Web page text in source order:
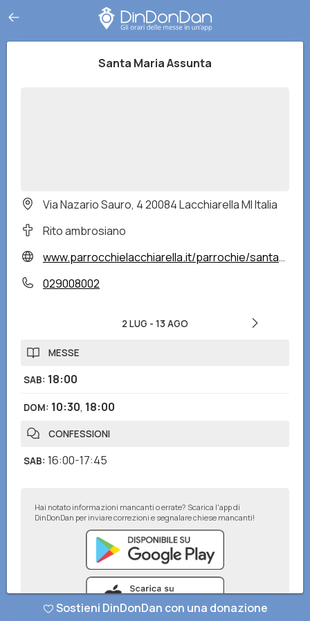
Santa Maria Assunta
Via Nazario Sauro, 4 20084 Lacchiarella MI Italia
Rito ambrosiano
www.parrocchielacchiarella.it/parrochie/santa-maria-assunta/
029008002
2 LUG - 13 AGO
MESSE
SAB: 18:00
DOM: 10:30, 18:00
CONFESSIONI
SAB: 16:00-17:45
Hai notato informazioni mancanti o errate? Scarica l'app di
DinDonDan per inviare correzioni e segnalare chiese mancanti!
Sostieni DinDonDan con una donazione